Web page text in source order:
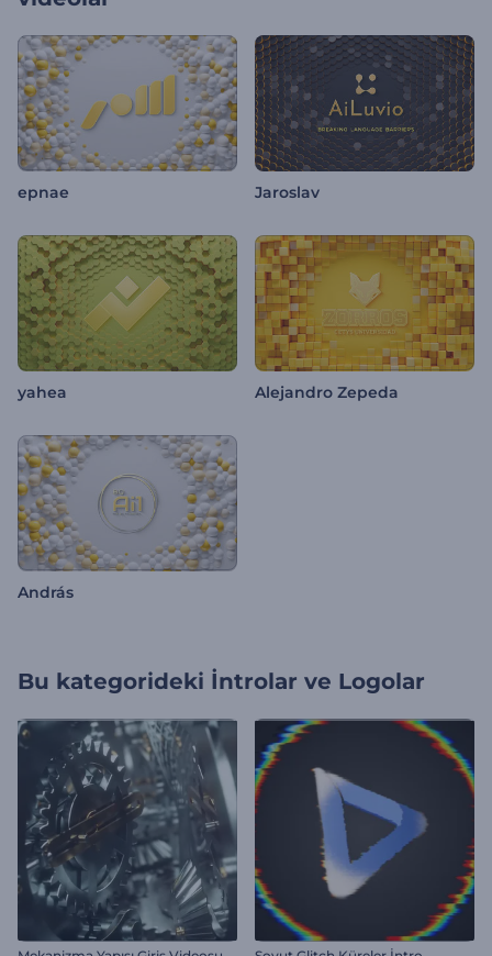
epnae Jaroslav
yahea Alejandro Zepeda
András
Bu kategorideki İntrolar ve Logolar